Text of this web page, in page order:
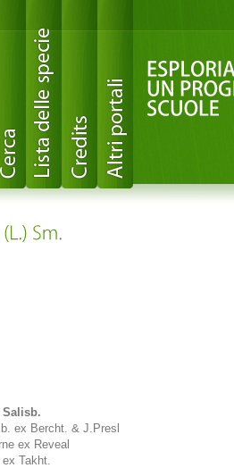
Salisb.
ex Bercht. & J.Presl
ex Reveal
ex Takht.